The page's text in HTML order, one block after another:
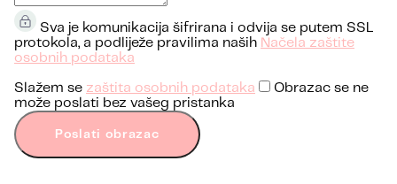
Sva je komunikacija šifrirana i odvija se putem SSL
protokola, a podliježe pravilima naših Načela zaštite
osobnih podataka
Slažem se zaštita osobnih podataka
Obrazac se ne
može poslati bez vašeg pristanka
Poslati obrazac